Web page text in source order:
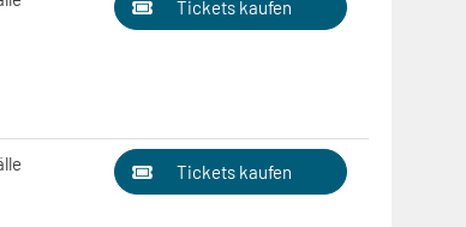
Tickets kaufen
Tickets kaufen